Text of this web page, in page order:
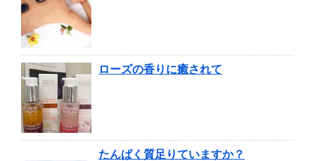
ローズの香りに癒されて
たんぱく質足りていますか？